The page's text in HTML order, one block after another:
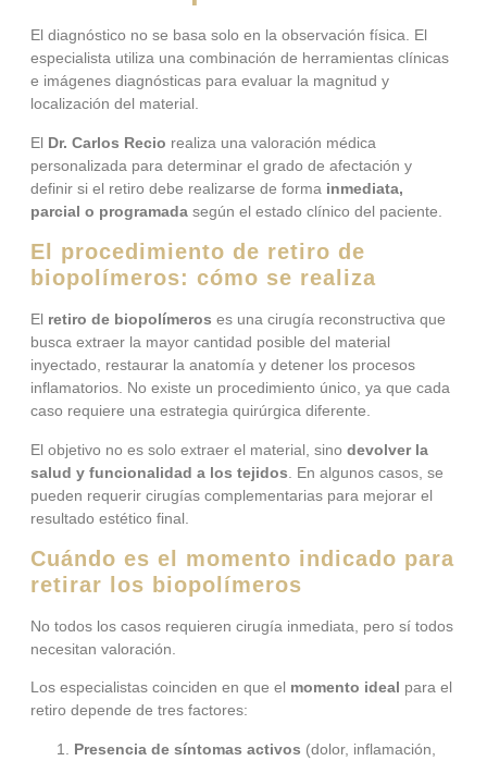
El diagnóstico no se basa solo en la observación física. El
especialista utiliza una combinación de herramientas clínicas
e imágenes diagnósticas para evaluar la magnitud y
localización del material.
El Dr. Carlos Recio realiza una valoración médica
personalizada para determinar el grado de afectación y
definir si el retiro debe realizarse de forma inmediata,
parcial o programada según el estado clínico del paciente.
El procedimiento de retiro de
biopolímeros: cómo se realiza
El retiro de biopolímeros es una cirugía reconstructiva que
busca extraer la mayor cantidad posible del material
inyectado, restaurar la anatomía y detener los procesos
inflamatorios. No existe un procedimiento único, ya que cada
caso requiere una estrategia quirúrgica diferente.
El objetivo no es solo extraer el material, sino devolver la
salud y funcionalidad a los tejidos . En algunos casos, se
pueden requerir cirugías complementarias para mejorar el
resultado estético final.
Cuándo es el momento indicado para
retirar los biopolímeros
No todos los casos requieren cirugía inmediata, pero sí todos
necesitan valoración.
Los especialistas coinciden en que el momento ideal para el
retiro depende de tres factores:
Presencia de síntomas activos (dolor, inflamación,